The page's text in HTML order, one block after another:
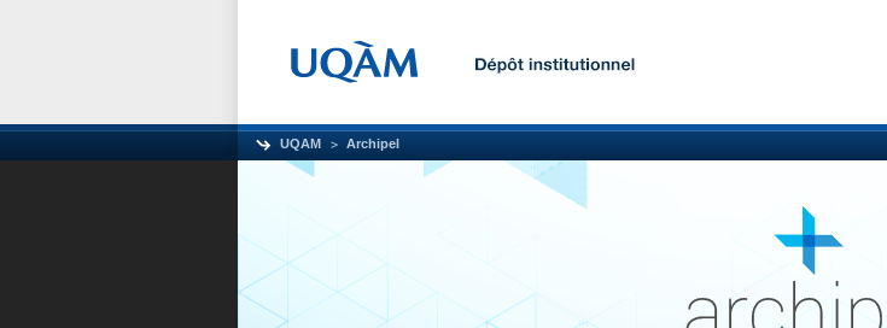
UQAM Archipel